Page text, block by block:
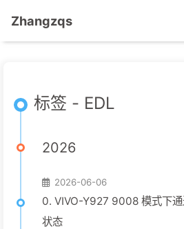
Zhangzqs
标签 - EDL
2026
2026-06-06
0. VIVO-Y927 9008 模式下
状态